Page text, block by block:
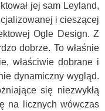
jej sam Leyland,
i cieszącej
Ogle Design. Z
dobrze. To właśnie
właściwie dobrane i
dynamiczny wygląd.
się niezwykłą
na licznych wówczas